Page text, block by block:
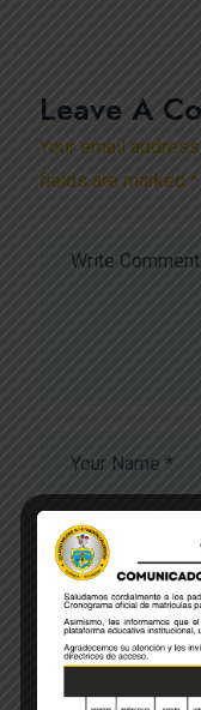
Leave A
Your email
fields are marked *
Save my
for the next